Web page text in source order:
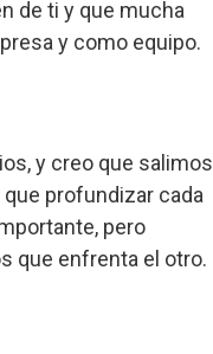
de ti y que mucha
y como equipo.
y creo que salimos
profundizar cada
pero
que enfrenta el otro.